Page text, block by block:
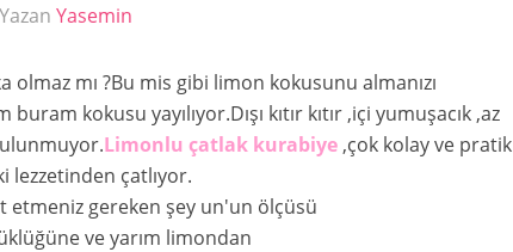
Yazan Yasemin
mı ?Bu mis gibi limon kokusunu almanızı
kokusu yayılıyor.Dışı kıtır kıtır ,içi yumuşacık ,az
Limonlu çatlak kurabiye ,çok kolay ve pratik
lezzetinden çatlıyor.
gereken şey un'un ölçüsü
ve yarım limondan